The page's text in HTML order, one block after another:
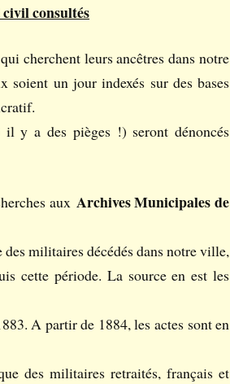
civil consultés
cherchent leurs ancêtres dans notre
soient un jour indexés sur des bases
il y a des pièges !) seront dénoncés
aux Archives Municipales de
militaires décédés dans notre ville,
cette période. La source en est les
A partir de 1884, les actes sont en
des militaires retraités, français et